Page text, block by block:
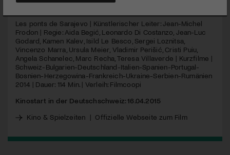
Les ponts de Sarajevo | Künstlerischer Leiter: Jean-Michel
Frodon | Regie: Aida Begić, Leonardo Di Costanzo, Jean-Luc
Godard, Kamen Kalev, Isild Le Besco, Sergei Loznitsa,
Vincenzo Marra, Ursula Meier, Vladimir Perišić, Cristi Puiu,
Angela Schanelec, Marc Recha, Teresa Villaverde | Kurzfilme |
Schweiz-Bulgarien-Deutschland-Italien-Spanien-Portugal-
Bosnien-Herzegowina-Frankreich-Ukraine-Serbien-Rumänien
2014 | Dauer: 114 Min. | Verleih: Filmcoopi
Kinostart in der Deutschschweiz: 16.04.2015
Kino & Spielzeiten | Offizielle Webseite zum Film